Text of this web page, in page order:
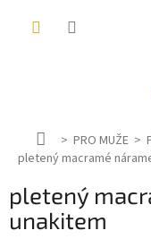
D
o
ů
PRO MUŽE
pletený macramé
pletený
unakitem